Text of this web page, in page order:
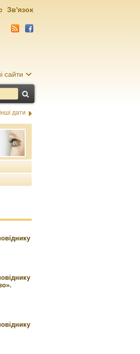
сайти
Зв'язок
Інші дати